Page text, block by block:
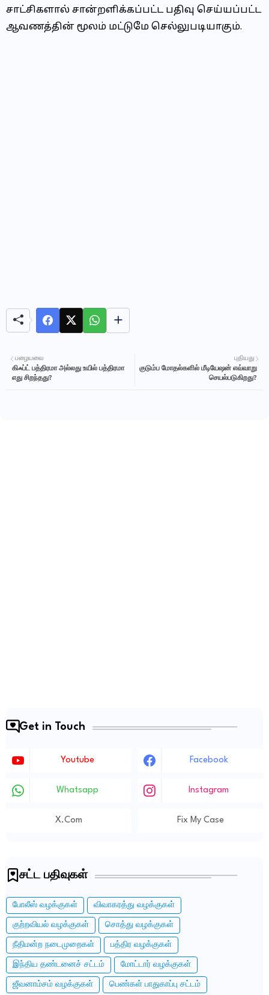
சாட்சிகளால் சான்றளிக்கப்பட்ட பதிவு செய்யப்பட்ட
ஆவணத்தின் மூலம் மட்டுமே செல்லுபடியாகும்.
புதியது
குடும்ப மோதல்களில் மீடியேஷன் எவ்வாறு
செயல்படுகிறது?
பழையவை
கிஃப்ட் பத்திரமா அல்லது உயில் பத்திரமா
எது சிறந்தது?
Get in Touch
Youtube Facebook
Whatsapp Instagram
X.com Fix My Case
சட்ட பதிவுகள்
போலீஸ் வழக்குகள் விவாகரத்து வழக்குகள்
குற்றவியல் வழக்குகள் சொத்து வழக்குகள்
நீதிமன்ற நடைமுறைகள் பத்திர வழக்குகள்
இந்திய தண்டனைச் சட்டம் மோட்டார் வழக்குகள்
ஜீவனாம்சம் வழக்குகள் பெண்கள் பாதுகாப்பு சட்டம்